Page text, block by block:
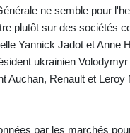
ne semble pour
plutôt sur des sociétés
Yannick Jadot et Anne
ukrainien
Auchan, Renault et Leroy
par les marchés